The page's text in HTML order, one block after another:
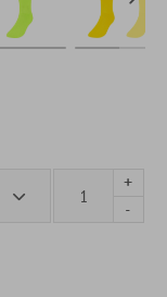
+
-